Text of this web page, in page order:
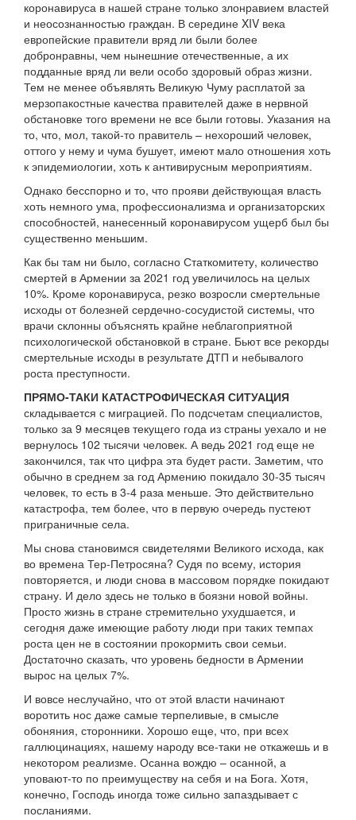
коронавируса в нашей стране только злонравием властей
и неосознанностью граждан. В середине XIV века
европейские правители вряд ли были более
добронравны, чем нынешние отечественные, а их
подданные вряд ли вели особо здоровый образ жизни.
Тем не менее объявлять Великую Чуму расплатой за
мерзопакостные качества правителей даже в нервной
обстановке того времени не все были готовы. Указания на
то, что, мол, такой-то правитель – нехороший человек,
оттого у нему и чума бушует, имеют мало отношения хоть
к эпидемиологии, хоть к антивирусным мероприятиям.
Однако бесспорно и то, что прояви действующая власть
хоть немного ума, профессионализма и организаторских
способностей, нанесенный коронавирусом ущерб был бы
существенно меньшим.
Как бы там ни было, согласно Статкомитету, количество
смертей в Армении за 2021 год увеличилось на целых
10%. Кроме коронавируса, резко возросли смертельные
исходы от болезней сердечно-сосудистой системы, что
врачи склонны объяснять крайне неблагоприятной
психологической обстановкой в стране. Бьют все рекорды
смертельные исходы в результате ДТП и небывалого
роста преступности.
ПРЯМО-ТАКИ КАТАСТРОФИЧЕСКАЯ СИТУАЦИЯ
складывается с миграцией. По подсчетам специалистов,
только за 9 месяцев текущего года из страны уехало и не
вернулось 102 тысячи человек. А ведь 2021 год еще не
закончился, так что цифра эта будет расти. Заметим, что
обычно в среднем за год Армению покидало 30-35 тысяч
человек, то есть в 3-4 раза меньше. Это действительно
катастрофа, тем более, что в первую очередь пустеют
приграничные села.
Мы снова становимся свидетелями Великого исхода, как
во времена Тер-Петросяна? Судя по всему, история
повторяется, и люди снова в массовом порядке покидают
страну. И дело здесь не только в боязни новой войны.
Просто жизнь в стране стремительно ухудшается, и
сегодня даже имеющие работу люди при таких темпах
роста цен не в состоянии прокормить свои семьи.
Достаточно сказать, что уровень бедности в Армении
вырос на целых 7%.
И вовсе неслучайно, что от этой власти начинают
воротить нос даже самые терпеливые, в смысле
обоняния, сторонники. Хорошо еще, что, при всех
галлюцинациях, нашему народу все-таки не откажешь и в
некотором реализме. Осанна вождю – осанной, а
уповают-то по преимуществу на себя и на Бога. Хотя,
конечно, Господь иногда тоже сильно запаздывает с
посланиями.